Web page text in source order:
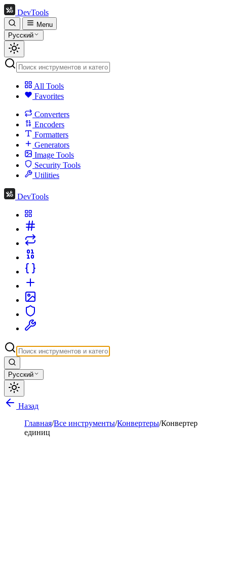
DevTools
Menu
Русский
All Tools
Favorites
Converters
Encoders
Formatters
Generators
Image Tools
Security Tools
Utilities
DevTools
Русский
Назад
Главная/Все инструменты/Конвертеры/Конвертер
единиц